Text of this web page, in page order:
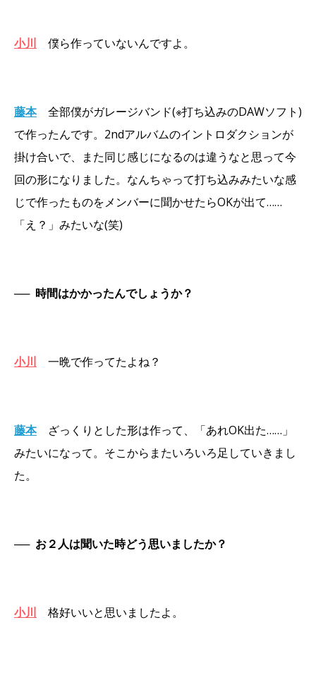
小川 僕ら作っていないんですよ。
藤本
全部僕がガレージバンド(※打ち込みのDAWソフト)
で作ったんです。2ndアルバムのイントロダクションが
掛け合いで、また同じ感じになるのは違うなと思って今
回の形になりました。なんちゃって打ち込みみたいな感
じで作ったものをメンバーに聞かせたらOKが出て……
「え？」みたいな(笑)
── 時間はかかったんでしょうか？
小川 一晩で作ってたよね？
藤本
ざっくりとした形は作って、「あれOK出た……」
みたいになって。そこからまたいろいろ足していきまし
た。
── お２人は聞いた時どう思いましたか？
小川 格好いいと思いましたよ。